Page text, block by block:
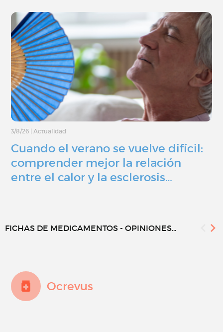
3/8/26 Actualidad
Cuando el verano se vuelve difícil:
comprender mejor la relación
entre el calor y la esclerosis…
FICHAS DE MEDICAMENTOS - OPINIONES...
Ocrevus